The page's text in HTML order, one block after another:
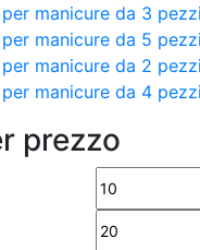
manicure da 3 pezzi
manicure da 5 pezzi
manicure da 2 pezzi
manicure da 4 pezzi
prezzo
Prezzo